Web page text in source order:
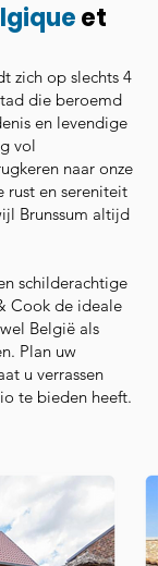
et
zich op slechts 4
die beroemd
en levendige
vol
naar onze
rust en sereniteit
Brunssum altijd
schilderachtige
Cook de ideale
België als
Plan uw
u verrassen
te bieden heeft.